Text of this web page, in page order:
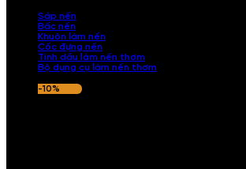
Sáp nến
Bấc nến
Khuôn làm nến
Cốc đựng nến
Tinh dầu làm nến thơm
Bộ dụng cụ làm nến thơm
-10%